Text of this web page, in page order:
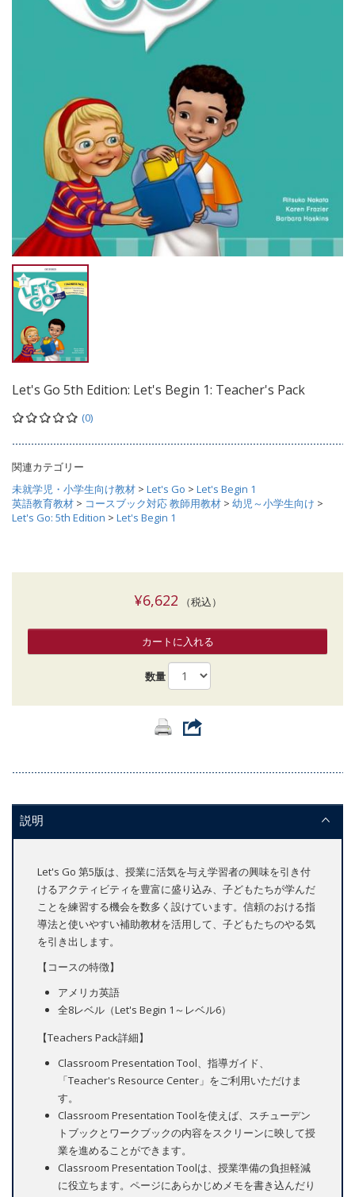
Let's Go 5th Edition: Let's Begin 1: Teacher's Pack
(0)
関連カテゴリー
未就学児・小学生向け教材 > Let's Go > Let's Begin 1
英語教育教材 > コースブック対応 教師用教材 > 幼児～小学生向け >
Let's Go: 5th Edition > Let's Begin 1
¥6,622 （税込）
カートに入れる
数量
説明
Let's Go 第5版は、授業に活気を与え学習者の興味を引き付
けるアクティビティを豊富に盛り込み、子どもたちが学んだ
ことを練習する機会を数多く設けています。信頼のおける指
導法と使いやすい補助教材を活用して、子どもたちのやる気
を引き出します。
【コースの特徴】
アメリカ英語
全8レベル（Let's Begin 1～レベル6）
【Teachers Pack詳細】
Classroom Presentation Tool、指導ガイド、
「Teacher's Resource Center」をご利用いただけま
す。
Classroom Presentation Toolを使えば、スチューデン
トブックとワークブックの内容をスクリーンに映して授
業を進めることができます。
Classroom Presentation Toolは、授業準備の負担軽減
に役立ちます。ページにあらかじめメモを書き込んだり